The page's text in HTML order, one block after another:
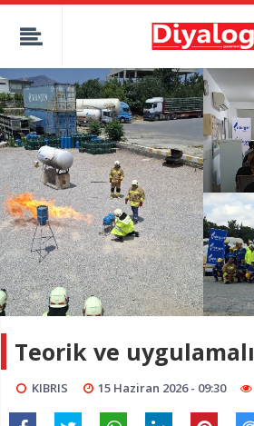
Teorik ve uygulamalı
KIBRIS 15 Haziran 2026 - 09:30